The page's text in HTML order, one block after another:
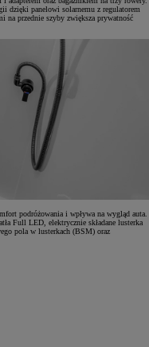
dzięki panelowi solarnemu z regulatorem
na przednie szyby zwiększa prywatność
podróżowania i wpływa na wygląd auta.
Full LED, elektrycznie składane lusterka
pola w lusterkach (BSM) oraz